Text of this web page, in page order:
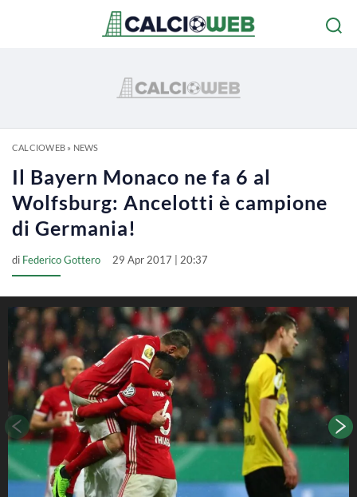
CALCIOWEB» NEWS
Il Bayern Monaco ne fa 6 al
Wolfsburg: Ancelotti è campione
di Germania!
di Federico Gottero 29 Apr 2017 | 20:37